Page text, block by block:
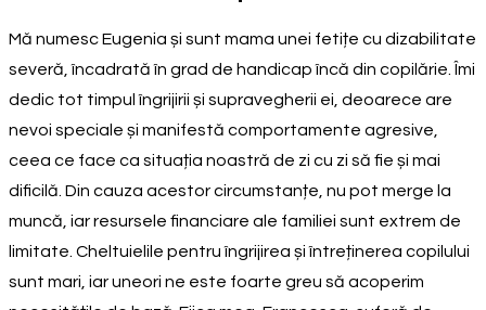
Mă numesc Eugenia și sunt mama unei fetițe cu dizabilitate
severă, încadrată în grad de handicap încă din copilărie. Îmi
dedic tot timpul îngrijirii și supravegherii ei, deoarece are
nevoi speciale și manifestă comportamente agresive,
ceea ce face ca situația noastră de zi cu zi să fie și mai
dificilă. Din cauza acestor circumstanțe, nu pot merge la
muncă, iar resursele financiare ale familiei sunt extrem de
limitate. Cheltuielile pentru îngrijirea și întreținerea copilului
sunt mari, iar uneori ne este foarte greu să acoperim